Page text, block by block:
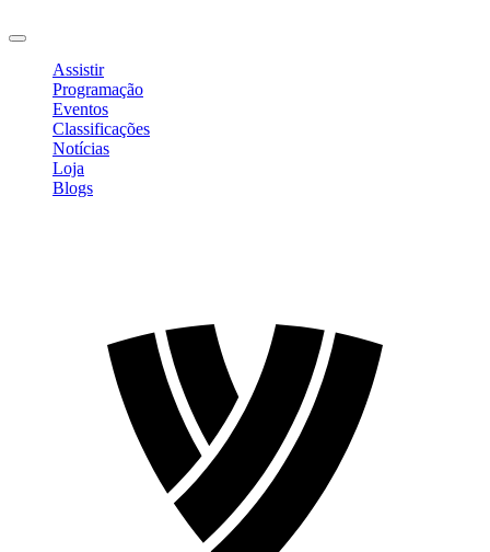
Assistir
Programação
Eventos
Classificações
Notícias
Loja
Blogs